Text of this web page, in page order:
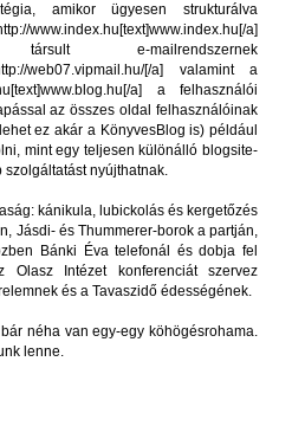
amikor ügyesen strukturálva
www.index.hu[text]www.index.hu[/a]
e-mailrendszernek
web07.vipmail.hu/[/a] valamint a
a] a felhasználói
az összes oldal felhasználóinak
ez akár a KönyvesBlog is) például
mint egy teljesen különálló blogsite-
nyújthatnak.
kánikula, lubickolás és kergetőzés
Jásdi- és Thummerer-borok a partján,
Bánki Éva telefonál és dobja fel
Intézet konferenciát szervez
és a Tavaszidő édességének.
néha van egy-egy köhögésrohama.
lenne.